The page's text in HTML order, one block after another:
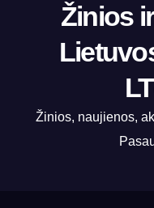
Žinios
Žinios, naujienos,